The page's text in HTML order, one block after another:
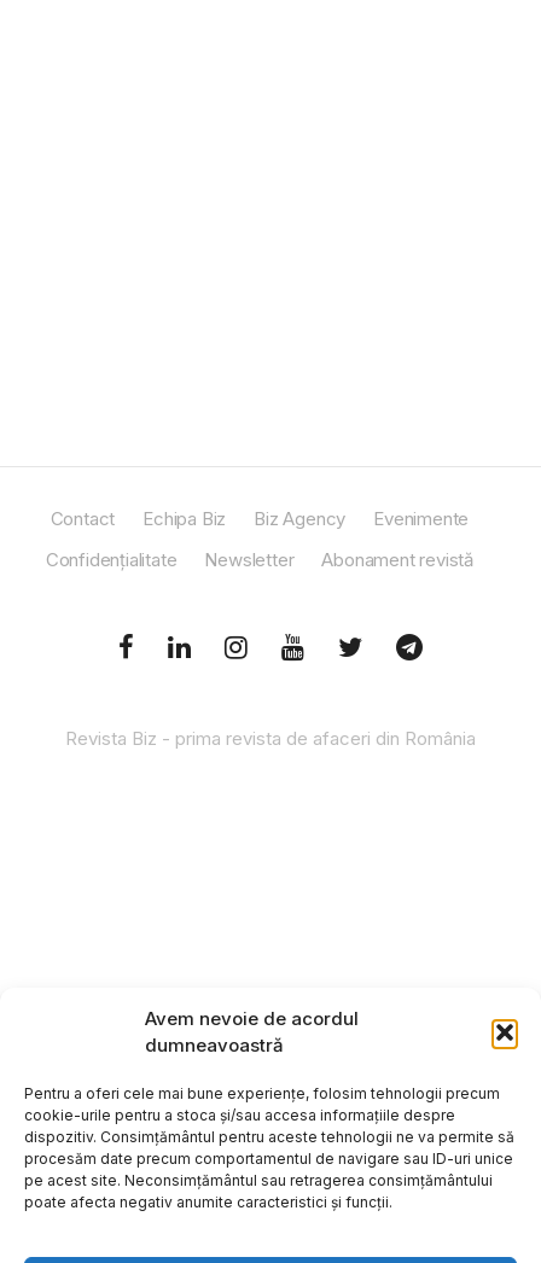
Avem nevoie de acordul
dumneavoastră
Pentru a oferi cele mai bune experiențe, folosim tehnologii precum
cookie-urile pentru a stoca și/sau accesa informațiile despre
dispozitiv. Consimțământul pentru aceste tehnologii ne va permite să
procesăm date precum comportamentul de navigare sau ID-uri unice
pe acest site. Neconsimțământul sau retragerea consimțământului
poate afecta negativ anumite caracteristici și funcții.
Contact Echipa Biz Biz Agency
Evenimente
Confidențialitate
Newsletter Abonament revistă
Revista Biz - prima revista de afaceri din România